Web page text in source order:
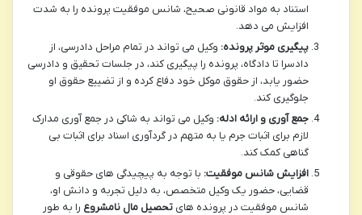
استناد به مواد قانونی صحیح، شانس موفقیت پرونده را به شدت
افزایش می دهد.
پیگیری موثر پرونده: وکیل می تواند در تمام مراحل دادرسی، از
دادسرا تا دادگاه، پرونده را پیگیری کند، در جلسات تحقیق و دادرسی
حضور یابد، از حقوق موکل خود دفاع کرده و از تضییع حقوق او
جلوگیری کند.
جمع آوری و ارائه ادله: وکیل می تواند به شاکی در جمع آوری مدارک
لازم برای اثبات جرم یا به متهم در گردآوری اسناد برای اثبات بی
گناهی کمک کند.
افزایش شانس موفقیت: با توجه به پیچیدگی های حقوقی و
قضایی، حضور یک وکیل متخصص، به دلیل تجربه و دانش او،
شانس موفقیت در پرونده های تحصیل مال نامشروع را به طور